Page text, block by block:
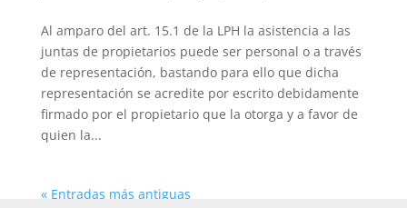
Al amparo del art. 15.1 de la LPH la asistencia a las
juntas de propietarios puede ser personal o a través
de representación, bastando para ello que dicha
representación se acredite por escrito debidamente
firmado por el propietario que la otorga y a favor de
quien la...
« Entradas más antiguas